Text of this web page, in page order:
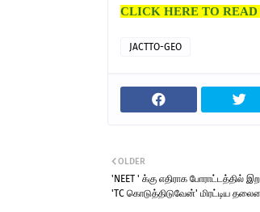
CLICK HERE TO READ
JACTTO-GEO
OLDER
'NEET ' க்கு எதிராக போராட்டத்தில்
'TC கொடுத்திடுவேன்'‍ மிரட்டிய